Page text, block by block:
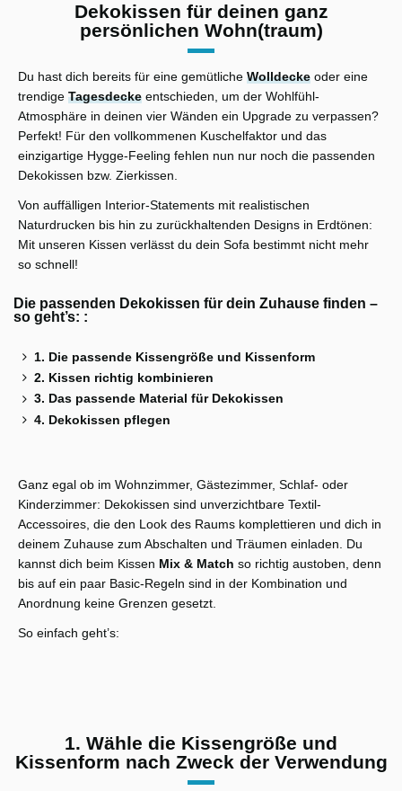
Dekokissen für deinen ganz
persönlichen Wohn(traum)
Du hast dich bereits für eine gemütliche Wolldecke oder eine
trendige Tagesdecke entschieden, um der Wohlfühl-
Atmosphäre in deinen vier Wänden ein Upgrade zu verpassen?
Perfekt! Für den vollkommenen Kuschelfaktor und das
einzigartige Hygge-Feeling fehlen nun nur noch die passenden
Dekokissen bzw. Zierkissen.
Von auffälligen Interior-Statements mit realistischen
Naturdrucken bis hin zu zurückhaltenden Designs in Erdtönen:
Mit unseren Kissen verlässt du dein Sofa bestimmt nicht mehr
so schnell!
Die passenden Dekokissen für dein Zuhause finden –
so geht’s: :
1. Die passende Kissengröße und Kissenform
2. Kissen richtig kombinieren
3. Das passende Material für Dekokissen
4. Dekokissen pflegen
Ganz egal ob im Wohnzimmer, Gästezimmer, Schlaf- oder
Kinderzimmer: Dekokissen sind unverzichtbare Textil-
Accessoires, die den Look des Raums komplettieren und dich in
deinem Zuhause zum Abschalten und Träumen einladen. Du
kannst dich beim Kissen Mix & Match so richtig austoben, denn
bis auf ein paar Basic-Regeln sind in der Kombination und
Anordnung keine Grenzen gesetzt.
So einfach geht’s:
1. Wähle die Kissengröße und
Kissenform nach Zweck der Verwendung